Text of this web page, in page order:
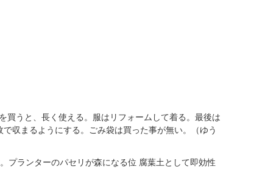
買うと、長く使える。服はリフォームして着る。最後は
収まるようにする。ごみ袋は買った事が無い。（ゆう
プランターのパセリが森になる位 腐葉土として即効性